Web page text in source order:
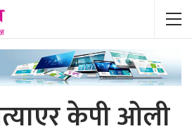
केपी ओली